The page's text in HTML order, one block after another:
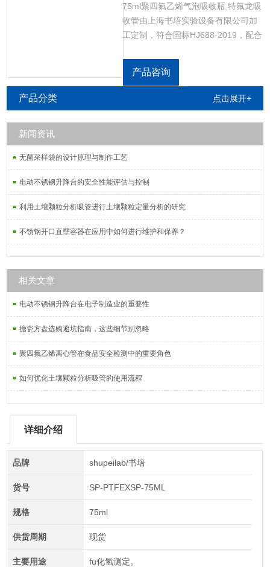
75ml聚四氟乙烯气泡吸收瓶 特氟龙吸
收管由上海书培实验设备有限公司加
工定制，符合国标HJ688-2019，配合
乙烯材质实验室制品，可根据图纸加
工定制，常规耗材现货供应，规格齐
产品咨询
产品分类 点击展开+
新闻资讯
无菌采样袋的设计原理与制作工艺
电动不锈钢升降台的安全性能评估与控制
利用土壤颗粒分析吸管进行土壤颗粒定量分析的研究
不锈钢开口直壁容器在应用中如何进行维护和保养？
相关文章
电动不锈钢升降台在电子制造业的重要性
搪瓷方盘选购避坑指南，这些细节别忽略
聚四氟乙烯离心管在食品安全检测中的重要角色
如何优化土壤颗粒分析吸管的使用流程
详细介绍
品牌 shupeilab/书培
货号 SP-PTFEXSP-75ML
规格 75ml
供货周期 现货
主要用途 fu化氢测定。